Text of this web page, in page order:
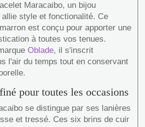
Maracaibo, un bijou
style et fonctionalité. Ce
est conçu pour apporter une
à toutes vos tenues.
Oblade, il s'inscrit
l'air du temps tout en conservant
pour toutes les occasions
se distingue par ses lanières
et tressé. Ces six brins de cuir